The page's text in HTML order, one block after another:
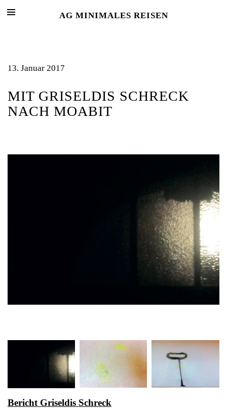
AG MINIMALES REISEN
13. Januar 2017
MIT GRISELDIS SCHRECK
NACH MOABIT
Bericht Griseldis Schreck